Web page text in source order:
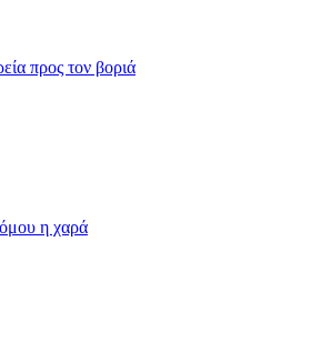
προς τον βοριά
η χαρά